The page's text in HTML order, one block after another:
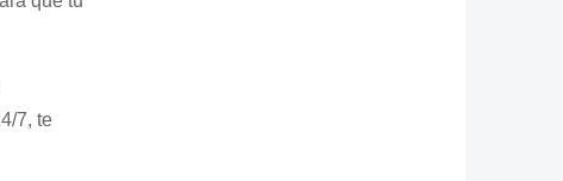
7, te